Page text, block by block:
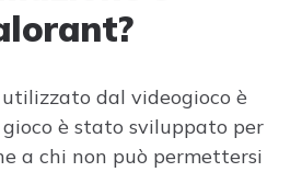
dal videogioco è
è stato sviluppato per
a chi non può permettersi